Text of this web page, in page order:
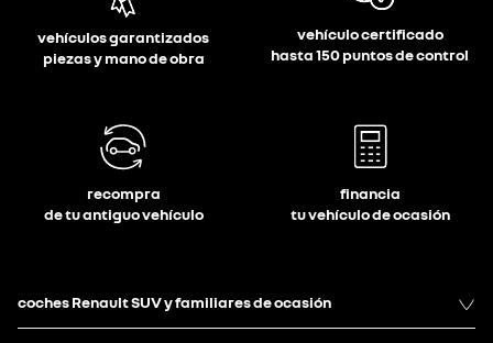
vehículos garantizados
piezas y mano de obra
vehículo certificado
hasta 150 puntos de control
recompra
de tu antiguo vehículo
financia
tu vehículo de ocasión
coches Renault SUV y familiares de ocasión